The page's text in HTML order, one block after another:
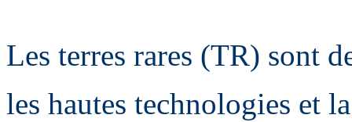
Les terres rares (TR) sont
les hautes technologies et